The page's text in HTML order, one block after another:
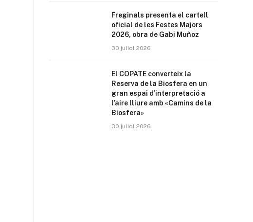
Freginals presenta el cartell
oficial de les Festes Majors
2026, obra de Gabi Muñoz
30 juliol 2026
El COPATE converteix la
Reserva de la Biosfera en un
gran espai d’interpretació a
l’aire lliure amb «Camins de la
Biosfera»
30 juliol 2026